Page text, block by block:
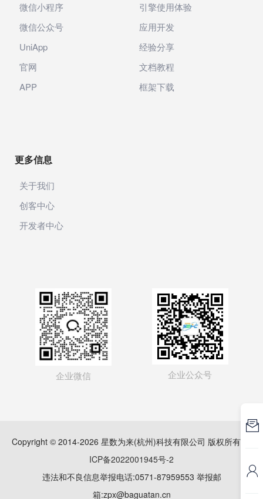
微信小程序
微信公众号
UniApp
官网
APP
引擎使用体验
应用开发
经验分享
文档教程
框架下载
更多信息
关于我们
创客中心
开发者中心
企业微信 企业公众号
Copyright © 2014-2026 星数为来(杭州)科技有限公司 版权所有
ICP备2022001945号-2
违法和不良信息举报电话:0571-87959553 举报邮
箱:zpx@baguatan.cn

